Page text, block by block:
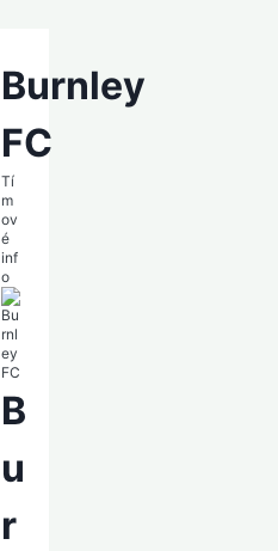
Burnley
FC
Tí
m
ov
é
inf
o
B
u
r